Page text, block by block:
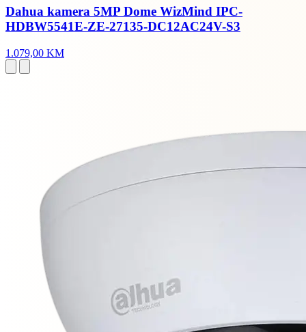
Dahua kamera 5MP Dome WizMind IPC-
HDBW5541E-ZE-27135-DC12AC24V-S3
1.079,00 KM